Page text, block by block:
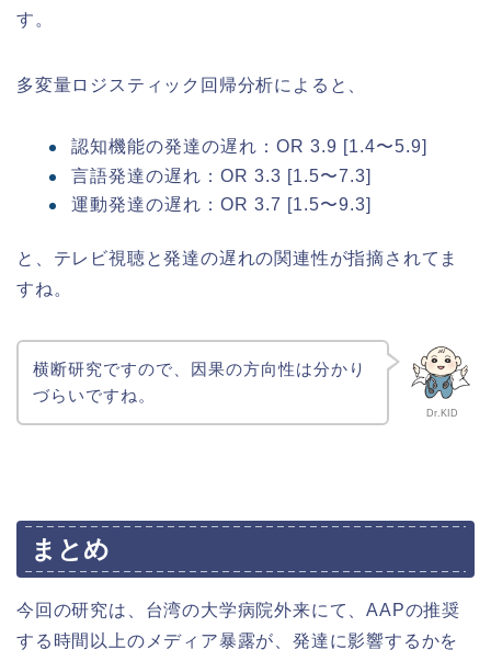
す。
多変量ロジスティック回帰分析によると、
認知機能の発達の遅れ：OR 3.9 [1.4〜5.9]
言語発達の遅れ：OR 3.3 [1.5〜7.3]
運動発達の遅れ：OR 3.7 [1.5〜9.3]
と、テレビ視聴と発達の遅れの関連性が指摘されてま
すね。
Dr.KID
横断研究ですので、因果の方向性は分かり
づらいですね。
まとめ
今回の研究は、台湾の大学病院外来にて、AAPの推奨
する時間以上のメディア暴露が、発達に影響するかを